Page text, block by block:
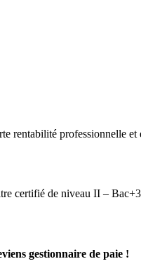
rentabilité professionnelle
certifié de niveau II –
gestionnaire de paie !